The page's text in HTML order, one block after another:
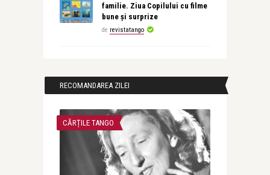
familie. Ziua Copilului cu filme
bune și surprize
de revistatango
RECOMANDAREA ZILEI
CĂRȚILE TANGO